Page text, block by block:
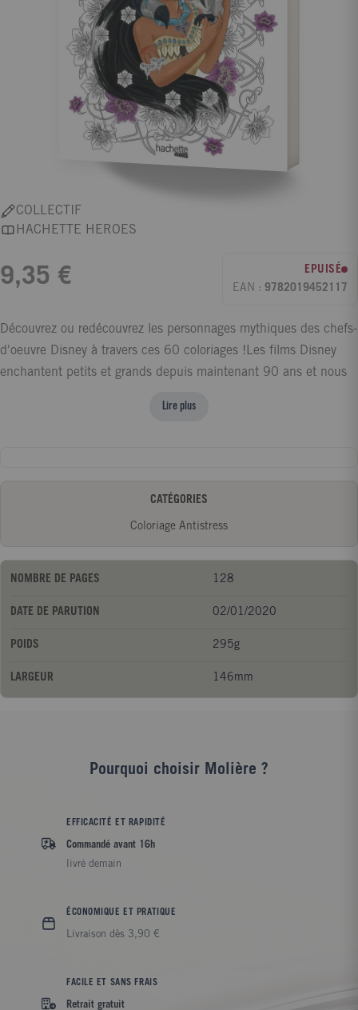
COLLECTIF
HACHETTE HEROES
9,35 €
EPUISÉ
EAN : 9782019452117
Découvrez ou redécouvrez les personnages mythiques des chefs-
d'oeuvre Disney à travers ces 60 coloriages !Les films Disney
enchantent petits et grands depuis maintenant 90 ans et nous
eux...Petits, mignons, enfants, adultes, méchants ou héros :
Lire plus
CATÉGORIES
Coloriage Antistress
NOMBRE DE PAGES 128
DATE DE PARUTION 02/01/2020
POIDS 295g
LARGEUR 146mm
Pourquoi choisir Molière ?
EFFICACITÉ ET RAPIDITÉ
Commandé avant 16h
livré demain
ÉCONOMIQUE ET PRATIQUE
Livraison dès 3,90 €
FACILE ET SANS FRAIS
Retrait gratuit